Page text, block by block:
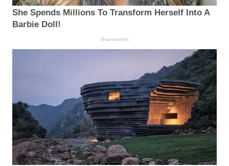
She Spends Millions To Transform Herself Into A
Barbie Doll!
Brainberries